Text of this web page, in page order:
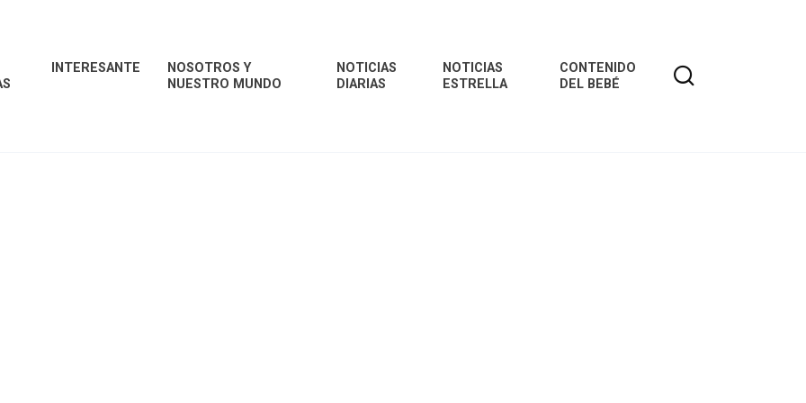
INTERESANTE
NOSOTROS Y
NUESTRO MUNDO
NOTICIAS
DIARIAS
NOTICIAS
ESTRELLA
CONTENIDO
DEL BEBÉ